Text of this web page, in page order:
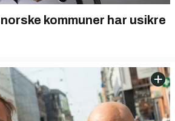
kommuner har usikre